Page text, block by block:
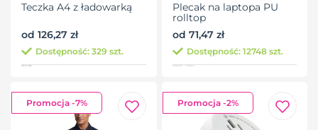
Teczka A4 z ładowarką
od 126,27 zł
Dostępność: 329 szt.
Plecak na laptopa PU
rolltop
od 71,47 zł
Dostępność: 12748 szt.
Promocja -7% Promocja -2%